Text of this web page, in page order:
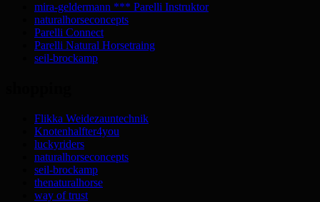
mira-geldermann *** Parelli Instruktor
naturalhorseconcepts
Parelli Connect
Parelli Natural Horsetraing
seil-brockamp
Flikka Weidezauntechnik
Knotenhalfter4you
luckyriders
naturalhorseconcepts
seil-brockamp
thenaturalhorse
way of trust